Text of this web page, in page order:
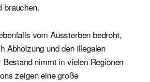
brauchen.
vom Aussterben bedroht,
Abholzung und den illegalen
nimmt in vielen Regionen
zeigen eine große